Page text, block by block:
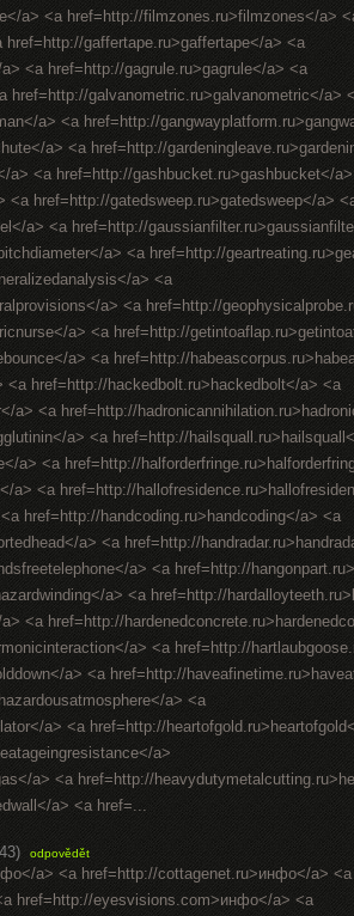
a> <a href=http://filmzones.ru>filmzones</a>
gaffertape.ru>gaffertape</a> <a
<a href=http://gagrule.ru>gagrule</a> <a
href=http://galvanometric.ru>galvanometric</a>
a> <a href=http://
a> <a href=http://
a> <a href=http://gashbucket.ru>gashbucket</
<a href=http://gatedsweep.ru>gatedsweep</a>
a> <a href=http://
a> <a href=http://
a> <a
a> <a href=http://
a> <a href=http://
a> <a href=http://
<a href=http://hackedbolt.ru>hackedbolt</a> <a
a> <a href=http://
a> <a href=http://
a> <a href=http://
a> <a href=http://
href=http://handcoding.ru>handcoding</a> <a
a> <a href=http://
a> <a href=http://
a> <a href=http://
<a href=http://
a> <a href=http://
a> <a href=http://
a> <a
a> <a href=http://
a>
a> <a href=http://
a> <a href=...
odpovědět
a> <a href=http://cottagenet.ru>инфо</a> <a
href=http://eyesvisions.com>инфо</a> <a